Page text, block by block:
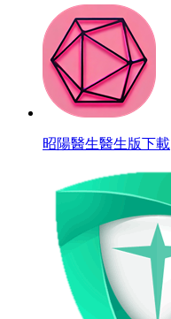
昭陽醫生醫生版下載